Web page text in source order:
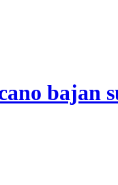
bajan